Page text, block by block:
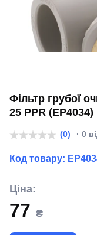
Фільтр грубої
25 PPR (EP4034)
(0) · 0
Код товару:
Ціна:
77 ₴